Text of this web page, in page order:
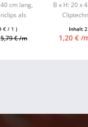
cm lang,
als
€ / 1 )
5,79 € /m
B x H: 20 x
Inhalt
1,20 € /